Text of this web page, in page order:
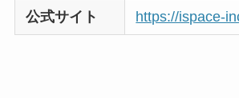
公式サイト https://ispace-